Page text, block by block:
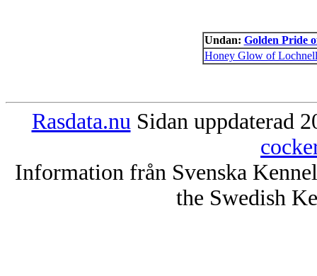
Undan: Golden Pride
Honey Glow of Lochnell
Rasdata.nu Sidan uppdaterad
Information från Svenska
the Swedish